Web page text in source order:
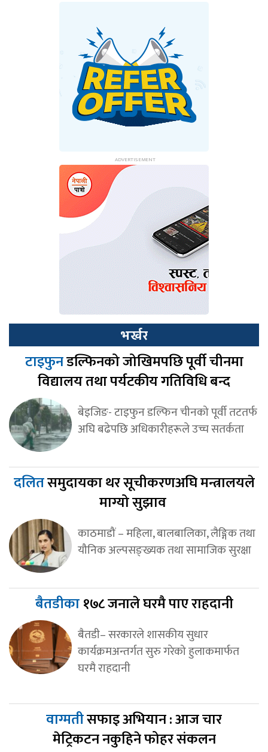
भर्खर
टाइफुनडल्फिनको जोखिमपछि पूर्वी चीनमा
विद्यालय तथा पर्यटकीय गतिविधि बन्द
बेइजिङ- टाइफुन डल्फिन चीनको पूर्वी तटतर्फ
अघि बढेपछि अधिकारीहरूले उच्च सतर्कता
दलितसमुदायका थर सूचीकरणअघि मन्त्रालयले
माग्यो सुझाव
काठमाडौं – महिला, बालबालिका, लैङ्गिक तथा
यौनिक अल्पसङ्ख्यक तथा सामाजिक सुरक्षा
बैतडीका१७८ जनाले घरमै पाए राहदानी
बैतडी– सरकारले शासकीय सुधार
कार्यक्रमअन्तर्गत सुरु गरेको हुलाकमार्फत
घरमै राहदानी
वाग्मतीसफाइ अभियान : आज चार
मेट्रिकटन नकुहिने फोहर संकलन